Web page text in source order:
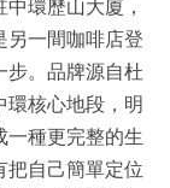
環歷山大廈，
另一間咖啡店登
步。品牌源自杜
環核心地段，明
一種更完整的生
把自己簡單定位